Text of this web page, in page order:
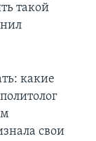
такой
какие
свои